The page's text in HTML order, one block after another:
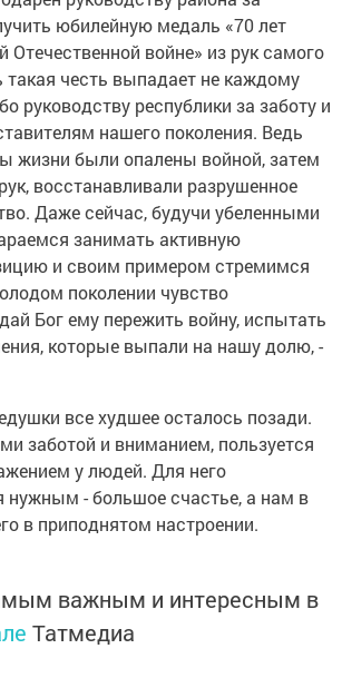
юбилейную медаль «70 лет
Отечественной войне» из рук самого
такая честь выпадает не каждому
руководству республики за заботу и
нашего поколения. Ведь
жизни были опалены войной, затем
восстанавливали разрушенное
Даже сейчас, будучи убеленными
занимать активную
и своим примером стремимся
поколении чувство
Бог ему пережить войну, испытать
которые выпали на нашу долю, -
все худшее осталось позади.
заботой и вниманием, пользуется
у людей. Для него
нужным - большое счастье, а нам в
в приподнятом настроении.
важным и интересным в
Татмедиа